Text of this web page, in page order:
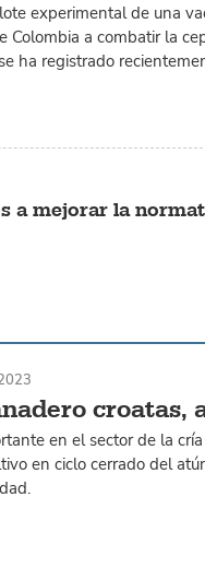
experimental de una
Colombia a combatir la
ha registrado
a mejorar la
croatas,
en el sector de la
en ciclo cerrado del